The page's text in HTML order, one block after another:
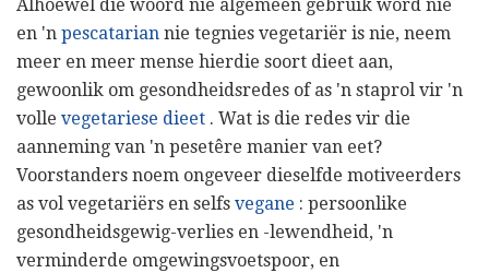
Alhoewel die woord nie algemeen gebruik word nie
en 'n pescatarian nie tegnies vegetariër is nie, neem
meer en meer mense hierdie soort dieet aan,
gewoonlik om gesondheidsredes of as 'n staprol vir 'n
volle vegetariese dieet . Wat is die redes vir die
aanneming van 'n pesetêre manier van eet?
Voorstanders noem ongeveer dieselfde motiveerders
as vol vegetariërs en selfs vegane : persoonlike
gesondheidsgewig-verlies en -lewendheid, 'n
verminderde omgewingsvoetspoor, en